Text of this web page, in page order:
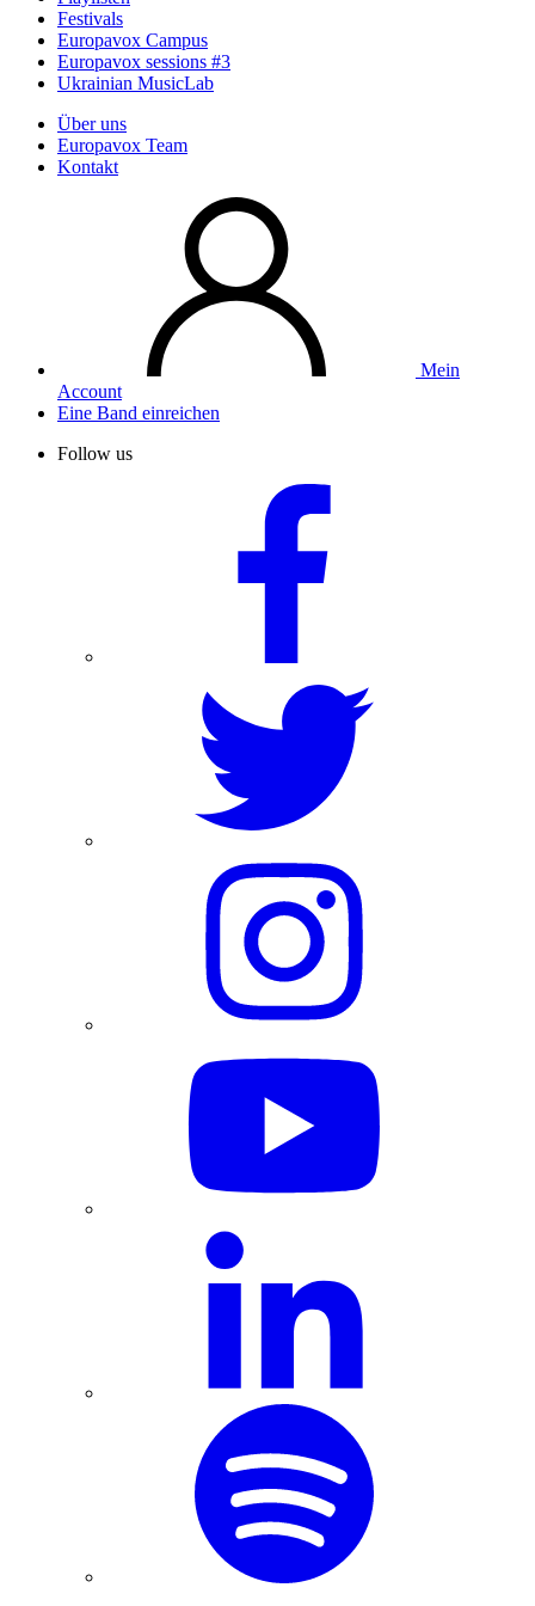
Festivals
Europavox Campus
Europavox sessions #3
Ukrainian MusicLab
Über uns
Europavox Team
Kontakt
Mein
Account
Eine Band einreichen
Follow us